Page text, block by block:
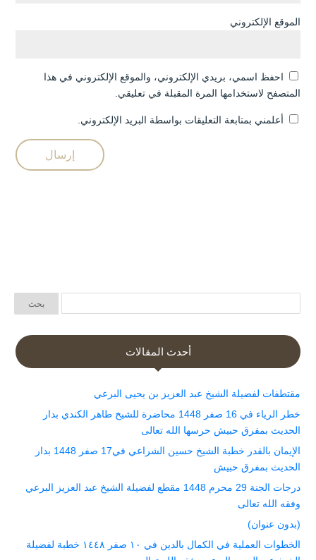
الموقع الإلكتروني
احفظ اسمي، بريدي الإلكتروني، والموقع الإلكتروني في هذا
المتصفح لاستخدامها المرة المقبلة في تعليقي.
أعلمني بمتابعة التعليقات بواسطة البريد الإلكتروني.
أحدث المقالات
مقتطفات لفضيلة الشيخ عبد العزيز بن يحيى البرعي
خطر الرياء في 16 صفر 1448 محاضرة للشيخ طاهر الكندي بدار
الحديث بمفرق حبيش حرسها الله تعالى
الإيمان بالقدر خطبة الشيخ حسين الشراعي في17 صفر 1448 بدار
الحديث بمفرق حبيش
درجات الجنة 29 محرم 1448 مقطع لفضيلة الشيخ عبد العزيز البرعي
وفقه الله تعالى
(بدون عنوان)
الخطوات العملية في الكمال بالدين في ١٠ صفر ١٤٤٨ خطبة لفضيلة